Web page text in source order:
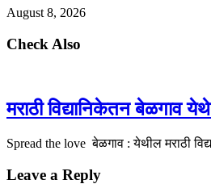
August 8, 2026
Check Also
मराठी विद्यानिकेतन बेळगाव
Spread the love बेळगाव : येथील मराठी
Leave a Reply